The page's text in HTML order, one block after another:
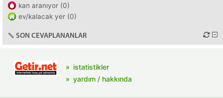
kan aranıyor (0)
ev/kalacak yer (0)
SON CEVAPLANANLAR
istatistikler
yardım / hakkında